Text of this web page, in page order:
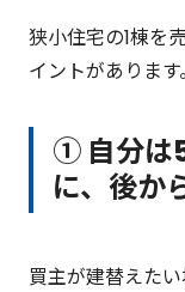
狭小住宅の1棟を
イントがあります。
① 自分は
に、後か
買主が建替えたい